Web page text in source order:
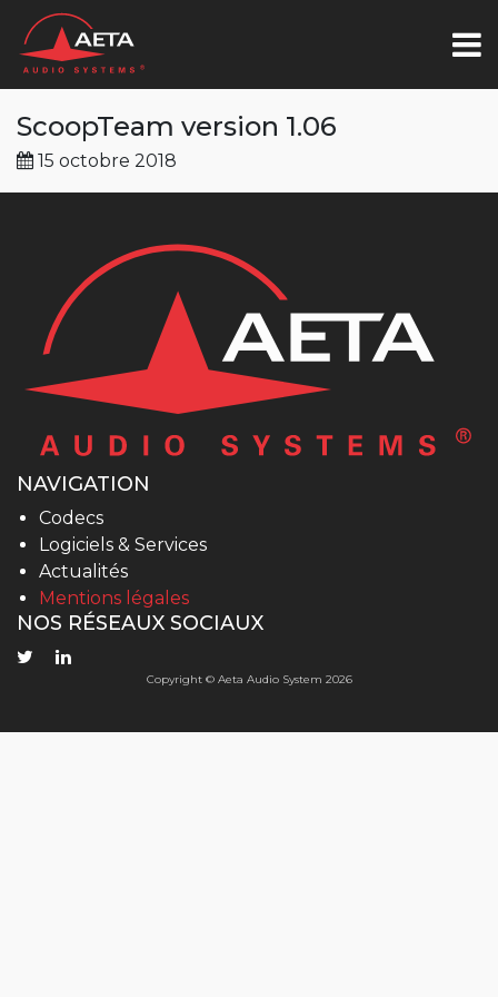
ScoopTeam version 1.06
15 octobre 2018
NAVIGATION
Codecs
Logiciels & Services
Actualités
Mentions légales
NOS RÉSEAUX SOCIAUX
Copyright © Aeta Audio System 2026